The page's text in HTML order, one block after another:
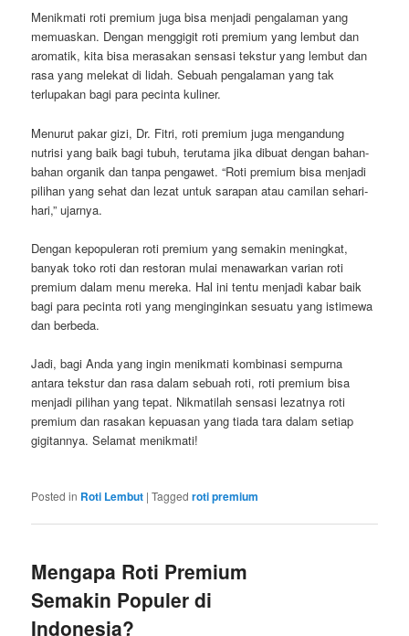
Menikmati roti premium juga bisa menjadi pengalaman yang
memuaskan. Dengan menggigit roti premium yang lembut dan
aromatik, kita bisa merasakan sensasi tekstur yang lembut dan
rasa yang melekat di lidah. Sebuah pengalaman yang tak
terlupakan bagi para pecinta kuliner.
Menurut pakar gizi, Dr. Fitri, roti premium juga mengandung
nutrisi yang baik bagi tubuh, terutama jika dibuat dengan bahan-
bahan organik dan tanpa pengawet. “Roti premium bisa menjadi
pilihan yang sehat dan lezat untuk sarapan atau camilan sehari-
hari,” ujarnya.
Dengan kepopuleran roti premium yang semakin meningkat,
banyak toko roti dan restoran mulai menawarkan varian roti
premium dalam menu mereka. Hal ini tentu menjadi kabar baik
bagi para pecinta roti yang menginginkan sesuatu yang istimewa
dan berbeda.
Jadi, bagi Anda yang ingin menikmati kombinasi sempurna
antara tekstur dan rasa dalam sebuah roti, roti premium bisa
menjadi pilihan yang tepat. Nikmatilah sensasi lezatnya roti
premium dan rasakan kepuasan yang tiada tara dalam setiap
gigitannya. Selamat menikmati!
Posted in Roti Lembut |Tagged roti premium
Mengapa Roti Premium
Semakin Populer di
Indonesia?